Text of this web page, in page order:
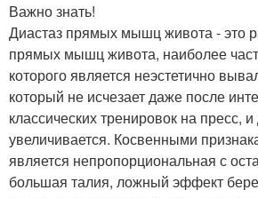
Важно знать!
Диастаз прямых мышц живота - это
прямых мышц живота, наиболее
которого является неэстетично
который не исчезает даже после
классических тренировок на пресс,
увеличивается. Косвенными
является непропорциональная с
большая талия, ложный эффект